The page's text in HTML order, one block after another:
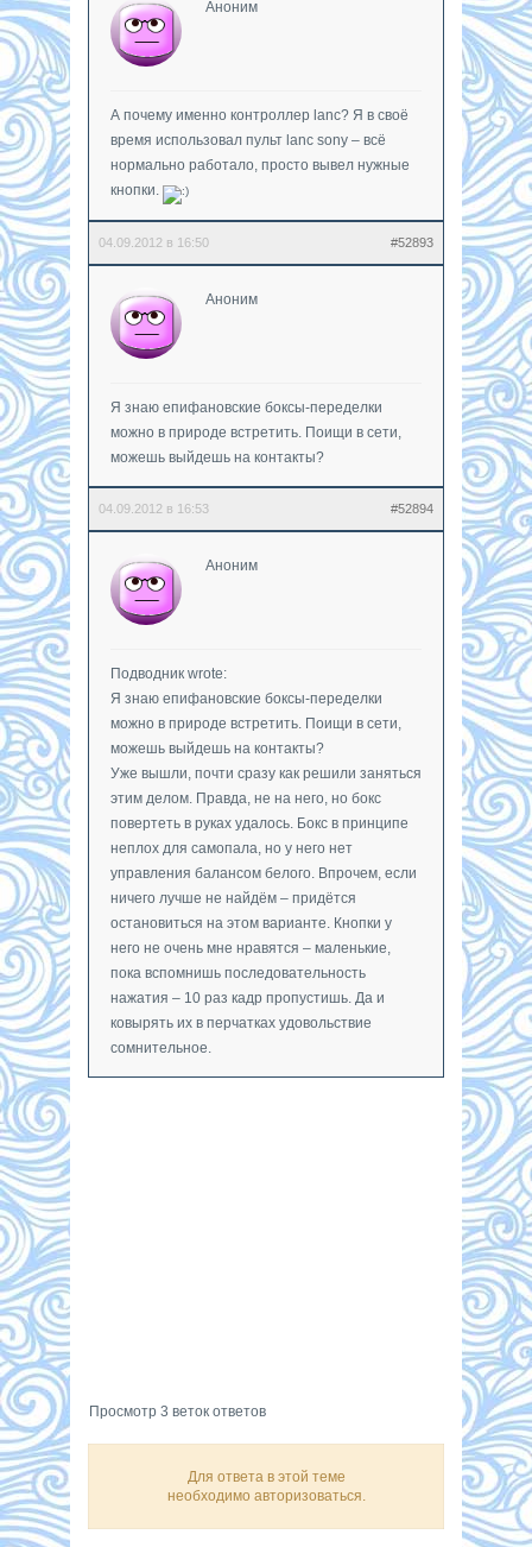
Аноним
А почему именно контроллер lanc? Я в своё
время использовал пульт lanc sony – всё
нормально работало, просто вывел нужные
кнопки.
04.09.2012 в 16:50 #52893
Аноним
Я знаю епифановские боксы-переделки
можно в природе встретить. Поищи в сети,
можешь выйдешь на контакты?
04.09.2012 в 16:53 #52894
Аноним
Подводник wrote:
Я знаю епифановские боксы-переделки
можно в природе встретить. Поищи в сети,
можешь выйдешь на контакты?
Уже вышли, почти сразу как решили заняться
этим делом. Правда, не на него, но бокс
повертеть в руках удалось. Бокс в принципе
неплох для самопала, но у него нет
управления балансом белого. Впрочем, если
ничего лучше не найдём – придётся
остановиться на этом варианте. Кнопки у
него не очень мне нравятся – маленькие,
пока вспомнишь последовательность
нажатия – 10 раз кадр пропустишь. Да и
ковырять их в перчатках удовольствие
сомнительное.
Просмотр 3 веток ответов
Для ответа в этой теме
необходимо авторизоваться.